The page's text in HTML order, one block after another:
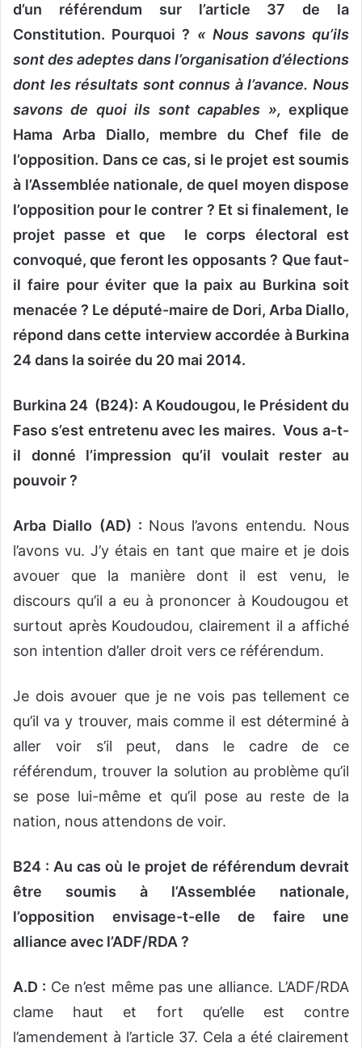
d’un référendum sur l’article 37 de la
Constitution. Pourquoi ? « Nous savons qu’ils
sont des adeptes dans l’organisation d’élections
dont les résultats sont connus à l’avance. Nous
savons de quoi ils sont capables », explique
Hama Arba Diallo, membre du Chef file de
l’opposition. Dans ce cas, si le projet est soumis
à l’Assemblée nationale, de quel moyen dispose
l’opposition pour le contrer ? Et si finalement, le
projet passe et que le corps électoral est
convoqué, que feront les opposants ? Que faut-
il faire pour éviter que la paix au Burkina soit
menacée ? Le député-maire de Dori, Arba Diallo,
répond dans cette interview accordée à Burkina
24 dans la soirée du 20 mai 2014.
Burkina 24 (B24): A Koudougou, le Président du
Faso s’est entretenu avec les maires. Vous a-t-
il donné l’impression qu’il voulait rester au
pouvoir ?
Arba Diallo (AD) : Nous l’avons entendu. Nous
l’avons vu. J’y étais en tant que maire et je dois
avouer que la manière dont il est venu, le
discours qu’il a eu à prononcer à Koudougou et
surtout après Koudoudou, clairement il a affiché
son intention d’aller droit vers ce référendum.
Je dois avouer que je ne vois pas tellement ce
qu’il va y trouver, mais comme il est déterminé à
aller voir s’il peut, dans le cadre de ce
référendum, trouver la solution au problème qu’il
se pose lui-même et qu’il pose au reste de la
nation, nous attendons de voir.
B24 : Au cas où le projet de référendum devrait
être soumis à l’Assemblée nationale,
l’opposition envisage-t-elle de faire une
alliance avec l’ADF/RDA ?
A.D : Ce n’est même pas une alliance. L’ADF/RDA
clame haut et fort qu’elle est contre
l’amendement à l’article 37. Cela a été clairement